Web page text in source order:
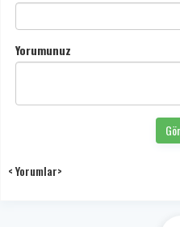
Yorumunuz
< Yorumlar>